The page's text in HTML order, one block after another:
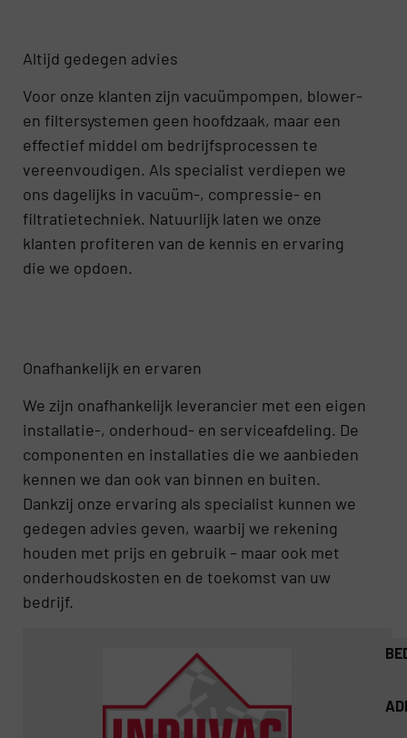
Altijd gedegen advies
Voor onze klanten zijn vacuümpompen, blower-
en filtersystemen geen hoofdzaak, maar een
effectief middel om bedrijfsprocessen te
vereenvoudigen. Als specialist verdiepen we
ons dagelijks in vacuüm-, compressie- en
filtratietechniek. Natuurlijk laten we onze
klanten profiteren van de kennis en ervaring
die we opdoen.
Onafhankelijk en ervaren
We zijn onafhankelijk leverancier met een eigen
installatie-, onderhoud- en serviceafdeling. De
componenten en installaties die we aanbieden
kennen we dan ook van binnen en buiten.
Dankzij onze ervaring als specialist kunnen we
gedegen advies geven, waarbij we rekening
houden met prijs en gebruik – maar ook met
onderhoudskosten en de toekomst van uw
bedrijf.